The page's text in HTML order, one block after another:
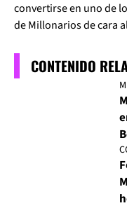
convertirse en uno de
de Millonarios de cara
CONTENIDO